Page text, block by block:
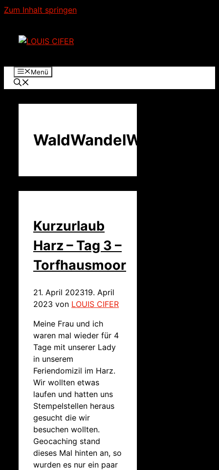
Zum Inhalt springen
Menü
WaldWandelWeg
Kurzurlaub
Harz – Tag 3 –
Torfhausmoor
21. April 202319. April
2023 von LOUIS CIFER
Meine Frau und ich
waren mal wieder für 4
Tage mit unserer Lady
in unserem
Feriendomizil im Harz.
Wir wollten etwas
laufen und hatten uns
Stempelstellen heraus
gesucht die wir
besuchen wollten.
Geocaching stand
dieses Mal hinten an, so
wurden es nur ein paar